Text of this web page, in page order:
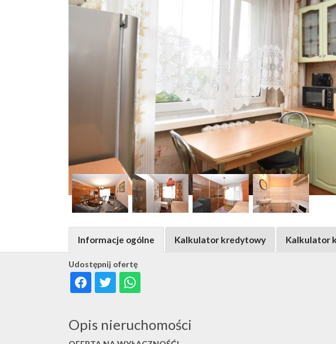
Udostępnij ofertę
Informacje ogólne Kalkulator kredytowy Kalkulator
Opis nieruchomości